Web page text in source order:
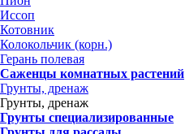
Иссоп
Котовник
Колокольчик (корн.)
Герань полевая
Саженцы комнатных растений
Грунты, дренаж
Грунты, дренаж
Грунты специализированные